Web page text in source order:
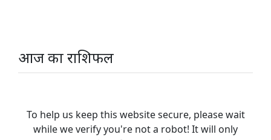
आज का राशिफल